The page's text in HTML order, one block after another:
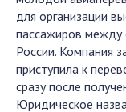
для организации
пассажиров
России. Компания
приступила к
сразу после
Юридическое